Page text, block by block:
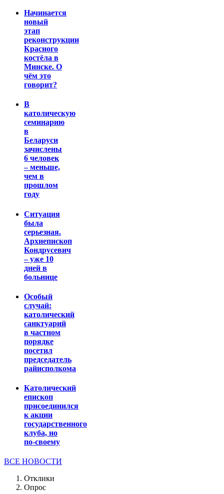
Начинается
новый
этап
реконструкции
Красного
костёла в
Минске. О
чём это
говорит?
В
католическую
семинарию
в
Беларуси
зачислены
6 человек
– меньше,
чем в
прошлом
году
Ситуация
была
серьезная.
Архиепископ
Кондрусевич
– уже 10
дней в
больнице
Особый
случай:
католический
санктуарий
в частном
порядке
посетил
председатель
райисполкома
Католический
епископ
присоединился
к акции
государственного
клуба, но
по-своему
ВСЕ НОВОСТИ
Отклики
Опрос